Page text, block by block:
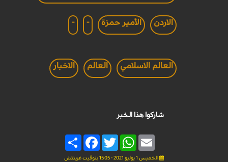
الاردن الأمير حمزة -
-
العالم الاسلامي العالم الاخبار
شاركوا هذا الخبر
Share
FacebookTwitter
WhatsAppEmail
الخميس 1 يوليو 2021 - 15:05 بتوقيت غرينتش